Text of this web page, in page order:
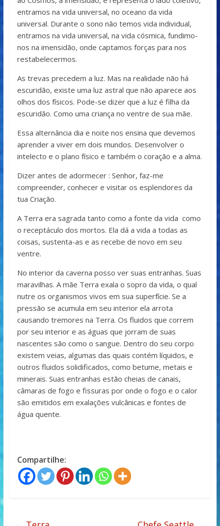
entramos na vida universal, no oceano da vida
universal. Durante o sono não temos vida individual,
entramos na vida universal, na vida cósmica, fundimo-
nos na imensidão, onde captamos forças para nos
restabelecermos.
As trevas precedem a luz. Mas na realidade não há
escuridão, existe uma luz astral que não aparece aos
olhos dos físicos. Pode-se dizer que a luz é filha da
escuridão. Como uma criança no ventre de sua mãe.
Essa alternância dia e noite nos ensina que devemos
aprender a viver em dois mundos. Desenvolver o
intelecto e o plano físico e também o coração e a alma.
Dizer antes de adormecer : Senhor, faz-me
compreender, conhecer e visitar os esplendores da
tua Criação.
A Terra era sagrada tanto como a fonte da vida como
o receptáculo dos mortos. Ela dá a vida a todas as
coisas, sustenta-as e as recebe de novo em seu
ventre.
No interior da caverna posso ver suas entranhas. Suas
maravilhas. A mãe Terra exala o sopro da vida, o qual
nutre os organismos vivos em sua superfície. Se a
pressão se acumula em seu interior ela arrota
causando tremores na Terra. Os fluidos que correm
por seu interior e as águas que jorram de suas
nascentes são como o sangue. Dentro do seu corpo
existem veias, algumas das quais contém líquidos, e
outros fluidos solidificados, como betume, metais e
minerais. Suas entranhas estão cheias de canais,
câmaras de fogo e fissuras por onde o fogo e o calor
são emitidos em exalações vulcânicas e fontes de
água quente.
Compartilhe: